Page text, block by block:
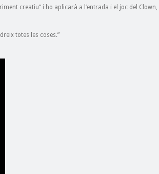
creatiu” i ho aplicarà a l’entrada i el joc del Clown,
totes les coses.”